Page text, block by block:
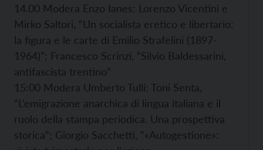
14.00 Modera Enzo Ianes: Lorenzo Vicentini e
Mirko Saltori, “Un socialista eretico e libertario:
la figura e le carte di Emilio Strafelini (1897-
1964)”; Francesco Scrinzi, “Silvio Baldessarini,
antifascista trentino”
15:00 Modera Umberto Tulli: Toni Senta,
“L’emigrazione anarchica di lingua italiana e il
ruolo della stampa periodica. Una prospettiva
storica”; Giorgio Sacchetti, “«Autogestione»: